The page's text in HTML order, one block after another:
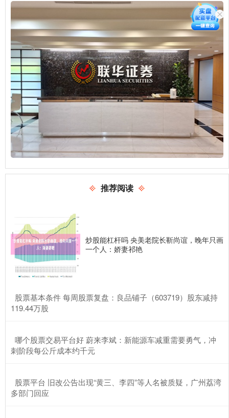
推荐阅读
炒股能杠杆吗 央美老院长靳尚谊，晚年只画
一个人：娇妻祁艳
​股票基本条件 每周股票复盘：良品铺子（603719）股东减持
119.44万股
​哪个股票交易平台好 蔚来李斌：新能源车减重需要勇气，冲
刺阶段每公斤成本约千元
​股票平台 旧改公告出现“黄三、李四”等人名被质疑，广州荔湾
多部门回应